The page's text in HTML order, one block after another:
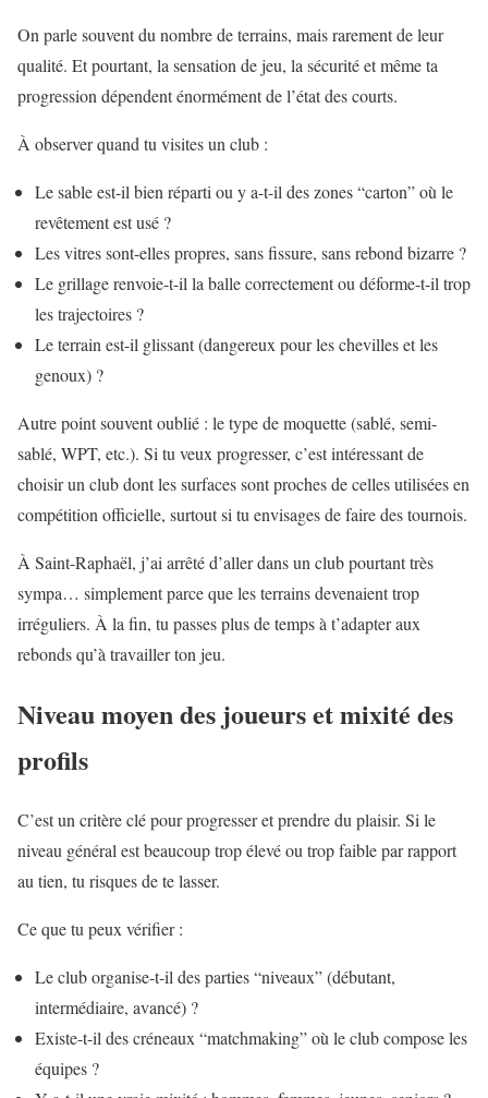
On parle souvent du nombre de terrains, mais rarement de leur
qualité. Et pourtant, la sensation de jeu, la sécurité et même ta
progression dépendent énormément de l’état des courts.
À observer quand tu visites un club :
Le sable est-il bien réparti ou y a-t-il des zones “carton” où le
revêtement est usé ?
Les vitres sont-elles propres, sans fissure, sans rebond bizarre ?
Le grillage renvoie-t-il la balle correctement ou déforme-t-il trop
les trajectoires ?
Le terrain est-il glissant (dangereux pour les chevilles et les
genoux) ?
Autre point souvent oublié : le type de moquette (sablé, semi-
sablé, WPT, etc.). Si tu veux progresser, c’est intéressant de
choisir un club dont les surfaces sont proches de celles utilisées en
compétition officielle, surtout si tu envisages de faire des tournois.
À Saint-Raphaël, j’ai arrêté d’aller dans un club pourtant très
sympa… simplement parce que les terrains devenaient trop
irréguliers. À la fin, tu passes plus de temps à t’adapter aux
rebonds qu’à travailler ton jeu.
Niveau moyen des joueurs et mixité des
profils
C’est un critère clé pour progresser et prendre du plaisir. Si le
niveau général est beaucoup trop élevé ou trop faible par rapport
au tien, tu risques de te lasser.
Ce que tu peux vérifier :
Le club organise-t-il des parties “niveaux” (débutant,
intermédiaire, avancé) ?
Existe-t-il des créneaux “matchmaking” où le club compose les
équipes ?